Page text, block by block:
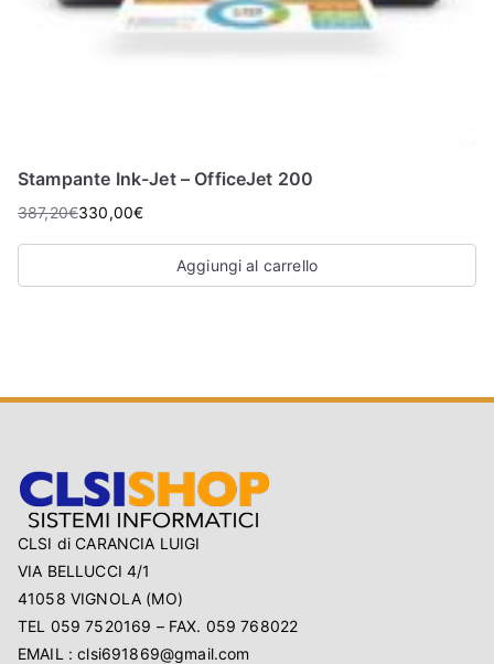
Stampante Ink-Jet – OfficeJet 200
387,20€330,00€
Aggiungi al carrello
CLSI di CARANCIA LUIGI
VIA BELLUCCI 4/1
41058 VIGNOLA (MO)
TEL 059 7520169 – FAX. 059 768022
EMAIL : clsi691869@gmail.com